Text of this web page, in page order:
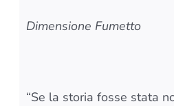
Dimensione Fumetto
“Se la storia fosse stata